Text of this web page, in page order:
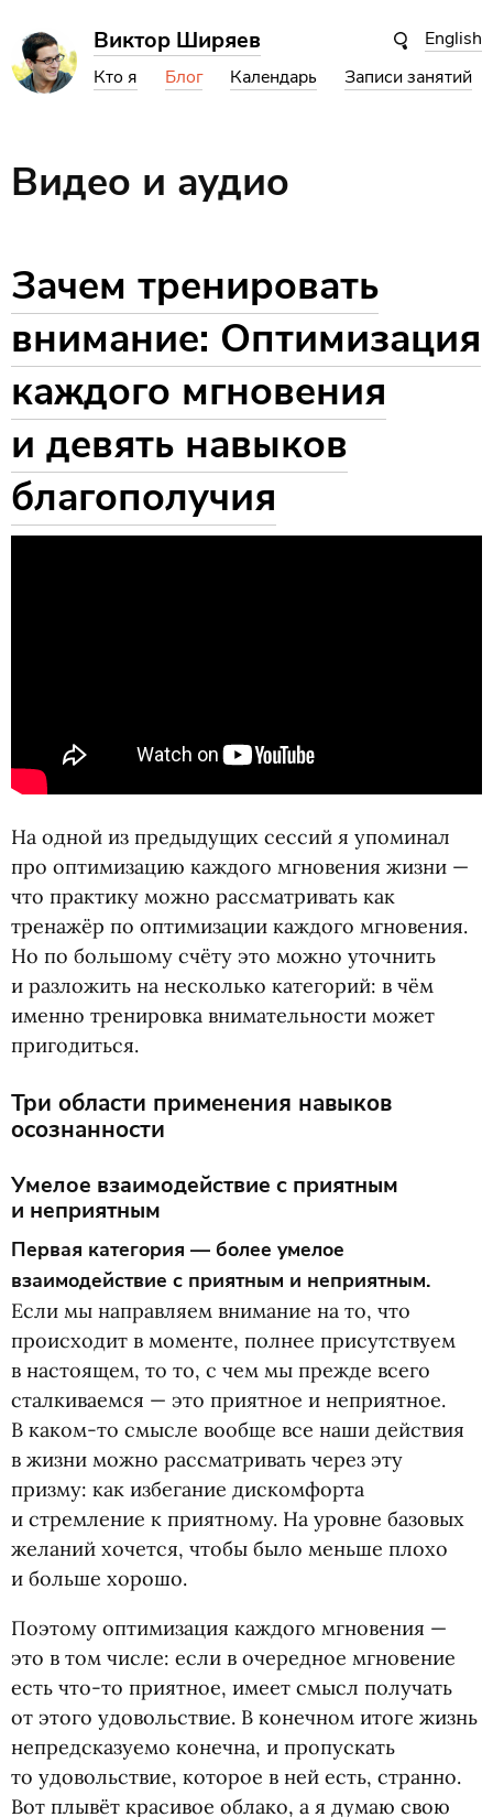
English
Виктор Ширяев
Кто я Блог Календарь Записи занятий
Видео и аудио
Зачем тренировать
внимание: Оптимизация
каждого мгновения
и девять навыков
благополучия
На одной из предыдущих сессий я упоминал
про оптимизацию каждого мгновения жизни —
что практику можно рассматривать как
тренажёр по оптимизации каждого мгновения.
Но по большому счёту это можно уточнить
и разложить на несколько категорий: в чём
именно тренировка внимательности может
пригодиться.
Три области применения навыков
осознанности
Умелое взаимодействие с приятным
и неприятным
Первая категория — более умелое
взаимодействие с приятным и неприятным.
Если мы направляем внимание на то, что
происходит в моменте, полнее присутствуем
в настоящем, то то, с чем мы прежде всего
сталкиваемся — это приятное и неприятное.
В каком-то смысле вообще все наши действия
в жизни можно рассматривать через эту
призму: как избегание дискомфорта
и стремление к приятному. На уровне базовых
желаний хочется, чтобы было меньше плохо
и больше хорошо.
Поэтому оптимизация каждого мгновения —
это в том числе: если в очередное мгновение
есть что-то приятное, имеет смысл получать
от этого удовольствие. В конечном итоге жизнь
непредсказуемо конечна, и пропускать
то удовольствие, которое в ней есть, странно.
Вот плывёт красивое облако, а я думаю свою